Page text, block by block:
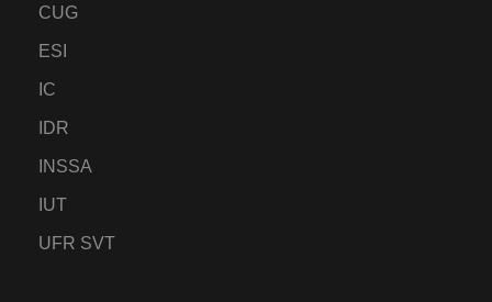
CUG
ESI
IC
IDR
INSSA
IUT
UFR SVT